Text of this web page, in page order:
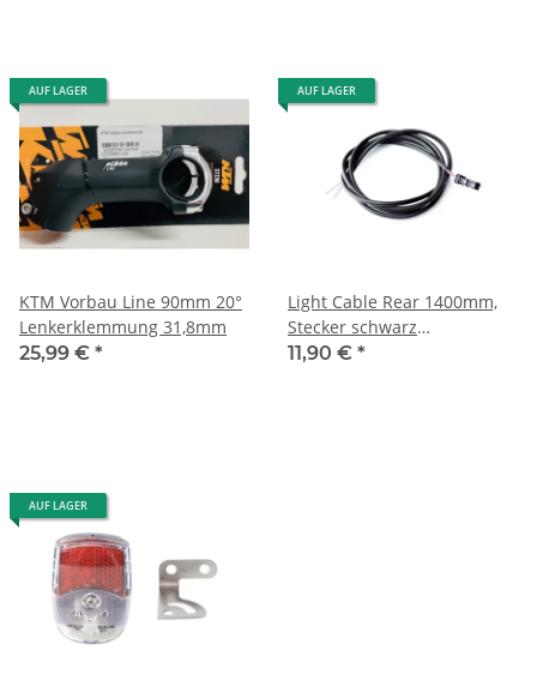
AUF LAGER
KTM Vorbau Line 90mm 20°
Lenkerklemmung 31,8mm
25,99 € *
AUF LAGER
Light Cable Rear 1400mm,
Stecker schwarz
1.270.020.324 LFC
11,90 € *
AUF LAGER